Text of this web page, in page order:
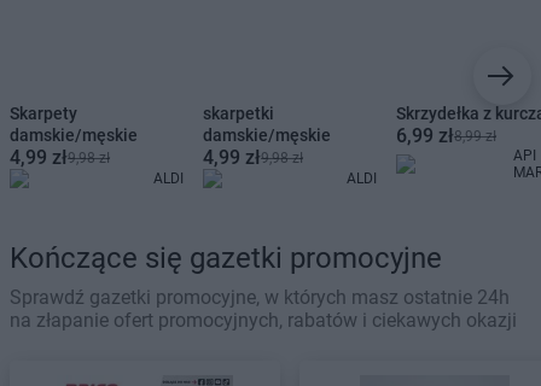
Skarpety
damskie/męskie
4,99 zł9,98 zł
ALDI
skarpetki
damskie/męskie
4,99 zł9,98 zł
ALDI
Skrzydełka z
6,99 zł8,99 zł
API
Kończące się gazetki promocyjne
Sprawdź gazetki promocyjne, w których masz ostatnie 24h
na złapanie ofert promocyjnych, rabatów i ciekawych okazji